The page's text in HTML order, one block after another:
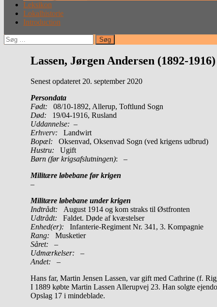
Leksikon
Lokalhistorie
Introduction
Søg
efter:
Lassen, Jørgen Andersen (1892-1916)
Senest opdateret 20. september 2020
Persondata
Født: 08/10-1892, Allerup, Toftlund Sogn
Død: 19/04-1916, Rusland
Uddannelse: –
Erhverv: Landwirt
Bopæl: Oksenvad, Oksenvad Sogn (ved krigens udbrud)
Hustru: Ugift
Børn (før krigsafslutningen): –
Militære løbebane før krigen
–
Militære løbebane under krigen
Indtrådt: August 1914 og kom straks til Østfronten
Udtrådt: Faldet. Døde af kvæstelser
Enhed(er):
Infanterie-Regiment Nr. 341, 3. Kompagnie
Rang:
Musketier
Såret: –
Udmærkelser: –
Andet: –
Hans far, Martin Jensen Lassen, var gift med Cathrine (f.
I 1889 købte Martin Lassen Allerupvej 23. Han solgte
Opslag 17 i mindeblade.